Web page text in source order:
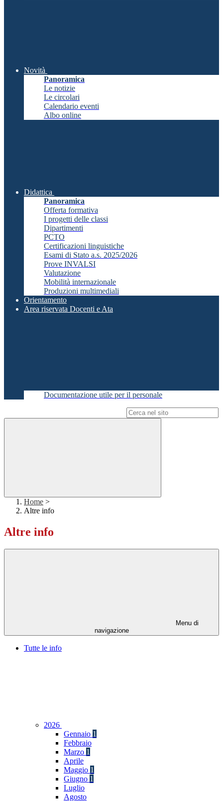
Novità
Panoramica
Le notizie
Le circolari
Calendario eventi
Albo online
Didattica
Panoramica
Offerta formativa
I progetti delle classi
Dipartimenti
PCTO
Certificazioni linguistiche
Esami di Stato a.s. 2025/2026
Prove INVALSI
Valutazione
Mobilità internazionale
Produzioni multimediali
Orientamento
Area riservata Docenti e Ata
Documentazione utile per il personale
Home >
Altre info
Altre info
Menu di
navigazione
Tutte le info
2026
Gennaio 1
Febbraio
Marzo 1
Aprile
Maggio 1
Giugno 1
Luglio
Agosto